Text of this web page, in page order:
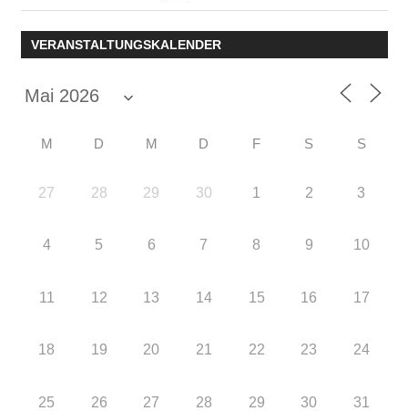
Beitrag:
VERANSTALTUNGSKALENDER
M D M D F S S
27 28 29 30 1 2 3
4 5 6 7 8 9 10
11 12 13 14 15 16 17
18 19 20 21 22 23 24
25 26 27 28 29 30 31